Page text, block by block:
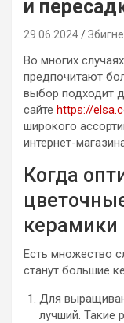
и
29.06.2024
Во многих
предпочитают
выбор подходит
сайте https://
широкого
интернет-
Когда
керамики
Есть множество
станут большие
Для
лучший. Такие